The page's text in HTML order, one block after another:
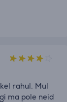
rahul. Mul
ma pole neid